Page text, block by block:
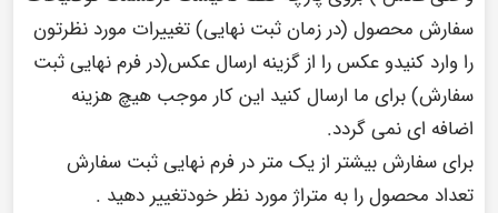
سفارش محصول (در زمان ثبت نهایی) تغییرات مورد نظرتون
را وارد کنیدو عکس را از گزینه ارسال عکس(در فرم نهایی ثبت
سفارش) برای ما ارسال کنید این کار موجب هیچ هزینه
اضافه ای نمی گردد.
برای سفارش بیشتر از یک متر در فرم نهایی ثبت سفارش
تعداد محصول را به متراژ مورد نظر خودتغییر دهید .